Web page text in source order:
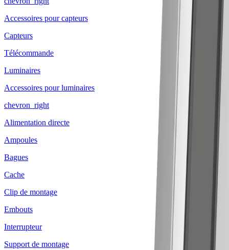
Accessoires pour capteurs
Capteurs
Télécommande
Luminaires
Accessoires pour luminaires
chevron_right
Alimentation directe
Ampoules
Bagues
Cache
Clip de montage
Embouts
Interrupteur
Support de montage